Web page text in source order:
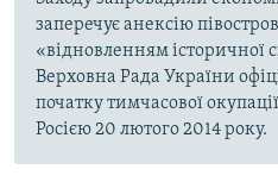
заперечує анексію
«відновленням історичної
Верховна Рада України
початку тимчасової
Росією 20 лютого 2014 року.